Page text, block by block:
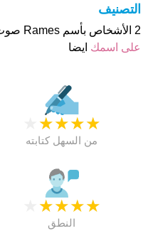
التصنيف
2 الأشخاص بأسم Rames صوت على اسمائهم . من فضلك
على اسمك ايضا
★
★
★
★
من السهل كتابته
★
★
★
★
النطق